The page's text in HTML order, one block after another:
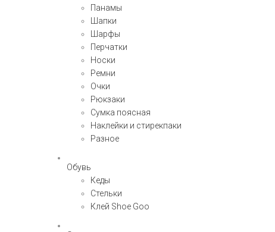
Панамы
Шапки
Шарфы
Перчатки
Носки
Ремни
Очки
Рюкзаки
Сумка поясная
Наклейки и стирекпаки
Разное
Обувь
Кеды
Стельки
Клей Shoe Goo